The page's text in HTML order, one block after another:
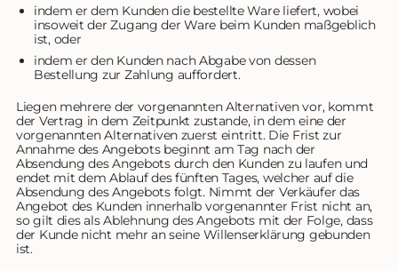
indem er dem Kunden die bestellte Ware liefert, wobei
insoweit der Zugang der Ware beim Kunden maßgeblich
ist, oder
indem er den Kunden nach Abgabe von dessen
Bestellung zur Zahlung auffordert.
Liegen mehrere der vorgenannten Alternativen vor, kommt
der Vertrag in dem Zeitpunkt zustande, in dem eine der
vorgenannten Alternativen zuerst eintritt. Die Frist zur
Annahme des Angebots beginnt am Tag nach der
Absendung des Angebots durch den Kunden zu laufen und
endet mit dem Ablauf des fünften Tages, welcher auf die
Absendung des Angebots folgt. Nimmt der Verkäufer das
Angebot des Kunden innerhalb vorgenannter Frist nicht an,
so gilt dies als Ablehnung des Angebots mit der Folge, dass
der Kunde nicht mehr an seine Willenserklärung gebunden
ist.